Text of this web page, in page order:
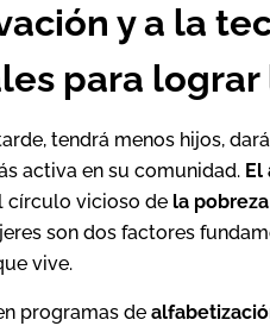
y a la
para lograr
tendrá menos hijos,
activa en su comunidad.
círculo vicioso de la pobreza
son dos factores
vive.
programas de